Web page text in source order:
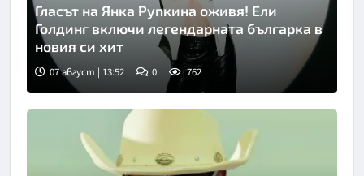
Гласът на Янка Рупкина оживя! Ели
Голдинг включи легендарната българка в
новия си хит
07 август | 13:52 0 762